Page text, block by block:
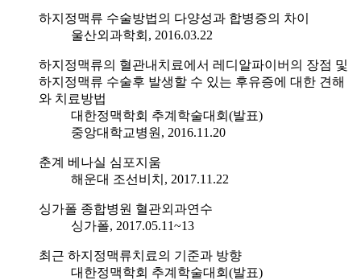
하지정맥류 수술방법의 다양성과 합병증의 차이
울산외과학회, 2016.03.22
하지정맥류의 혈관내치료에서 레디알파이버의 장점 및
하지정맥류 수술후 발생할 수 있는 후유증에 대한 견해
와 치료방법
대한정맥학회 추계학술대회(발표)
중앙대학교병원, 2016.11.20
춘계 베나실 심포지움
해운대 조선비치, 2017.11.22
싱가폴 종합병원 혈관외과연수
싱가폴, 2017.05.11~13
최근 하지정맥류치료의 기준과 방향
대한정맥학회 추계학술대회(발표)